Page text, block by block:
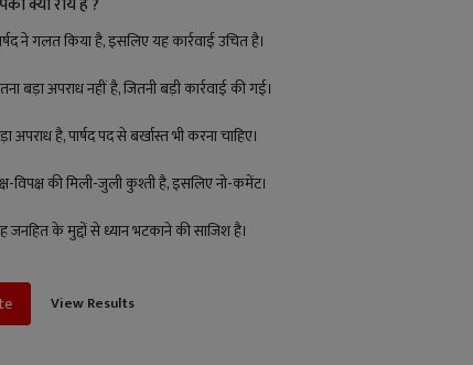
ने गलत किया है, इसलिए यह कार्रवाई उचित है।
बड़ा अपराध नहीं है, जितनी बड़ी कार्रवाई की गई।
अपराध है, पार्षद पद से बर्खास्त भी करना चाहिए।
विपक्ष की मिली-जुली कुश्ती है, इसलिए नो-कमेंट।
जनहित के मुद्दों से ध्यान भटकाने की साजिश है।
View Results